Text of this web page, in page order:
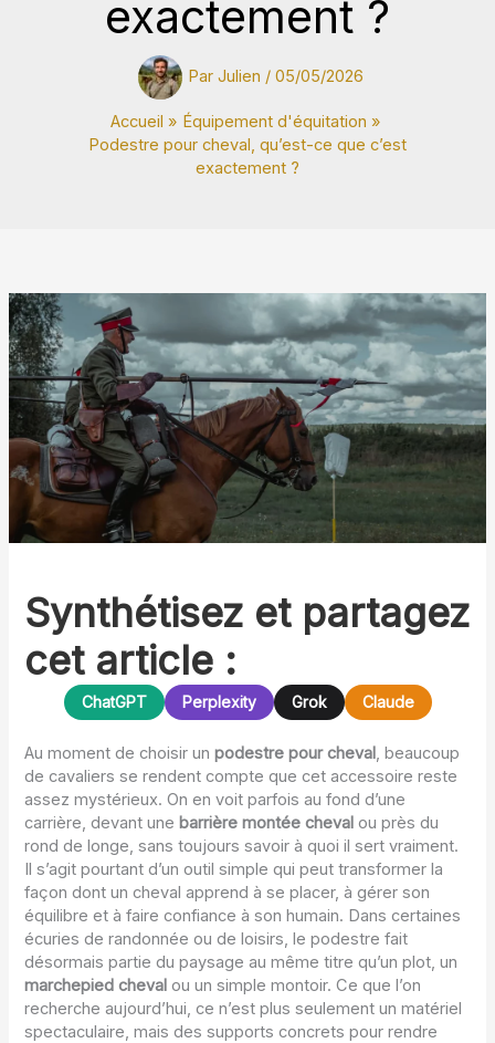
exactement ?
Par Julien / 05/05/2026
Accueil
Équipement d'équitation
Podestre pour cheval, qu’est-ce que c’est
exactement ?
Synthétisez et partagez
cet article :
ChatGPT Perplexity Grok Claude
Au moment de choisir unpodestre pour cheval, beaucoup
de cavaliers se rendent compte que cet accessoire reste
assez mystérieux. On en voit parfois au fond d’une
carrière, devant une barrière montée cheval ou près du
rond de longe, sans toujours savoir à quoi il sert vraiment.
Il s’agit pourtant d’un outil simple qui peut transformer la
façon dont un cheval apprend à se placer, à gérer son
équilibre et à faire confiance à son humain. Dans certaines
écuries de randonnée ou de loisirs, le podestre fait
désormais partie du paysage au même titre qu’un plot, un
marchepied cheval ou un simple montoir. Ce que l’on
recherche aujourd’hui, ce n’est plus seulement un matériel
spectaculaire, mais des supports concrets pour rendre